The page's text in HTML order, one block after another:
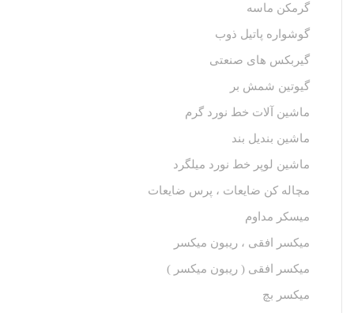
گرمکن ماسه
گوشواره پاتیل ذوب
گیربکس های صنعتی
گیوتین شمش بر
ماشین آلات خط نورد گرم
ماشین بندیل بند
ماشین لوپر خط نورد میلگرد
مچاله کن ضایعات ، پرس ضایعات
میسکر مداوم
میکسر افقی ، ریبون میکسر
میکسر افقی ( ریبون میکسر )
میکسر بچ